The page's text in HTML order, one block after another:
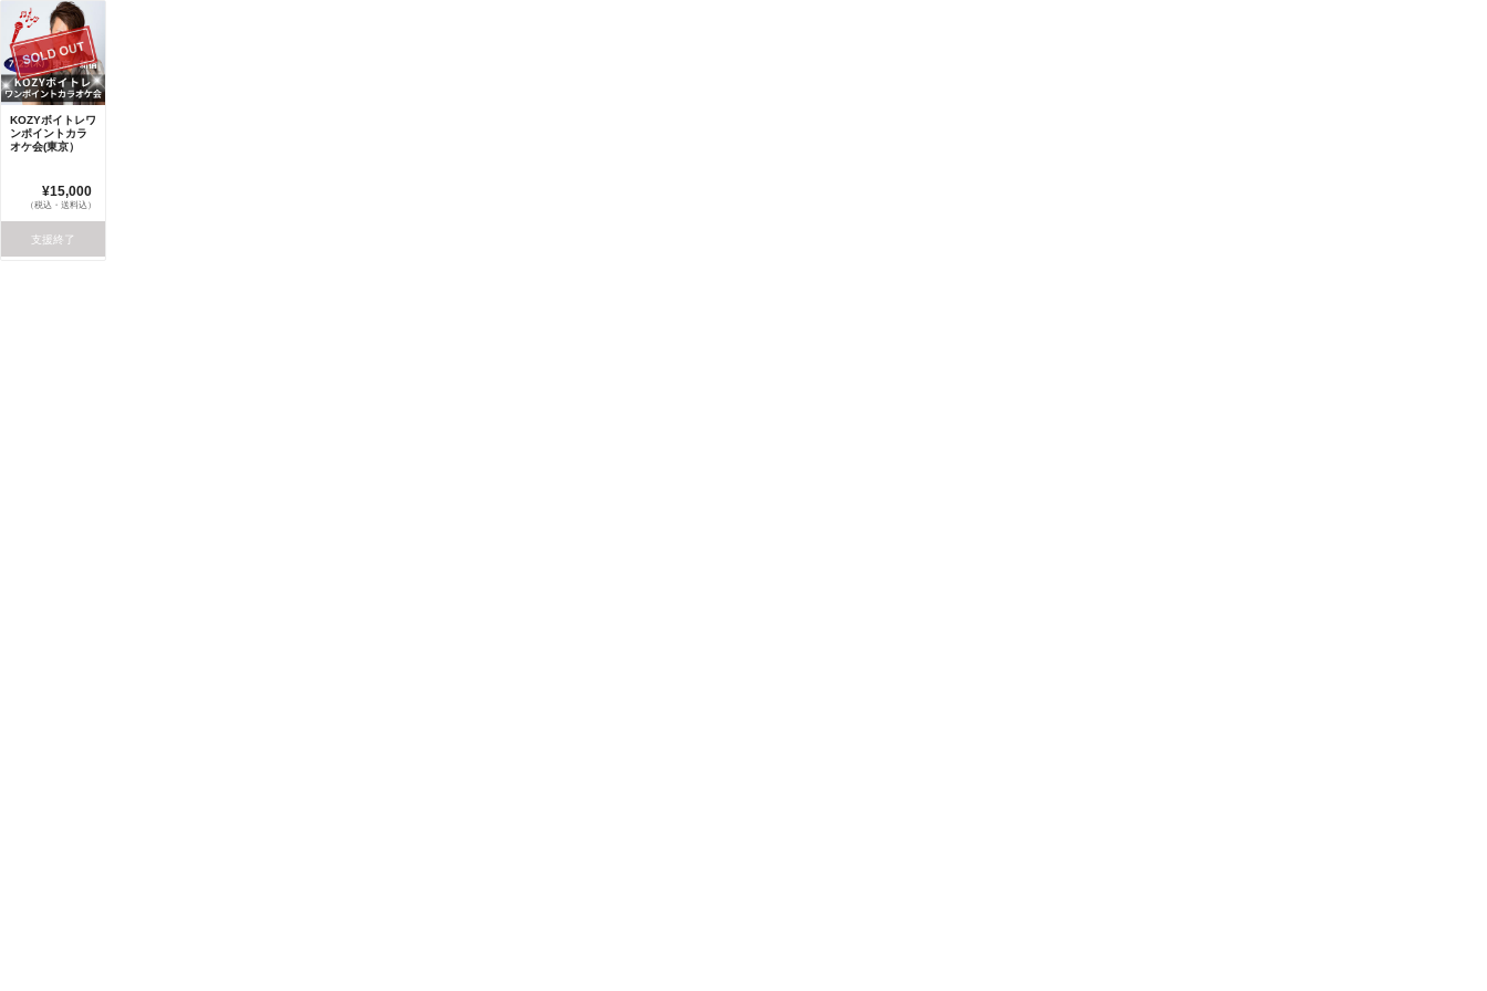
KOZYボイトレワ
ンポイントカラ
オケ会(東京）
¥15,000
（税込・送料込）
支援終了